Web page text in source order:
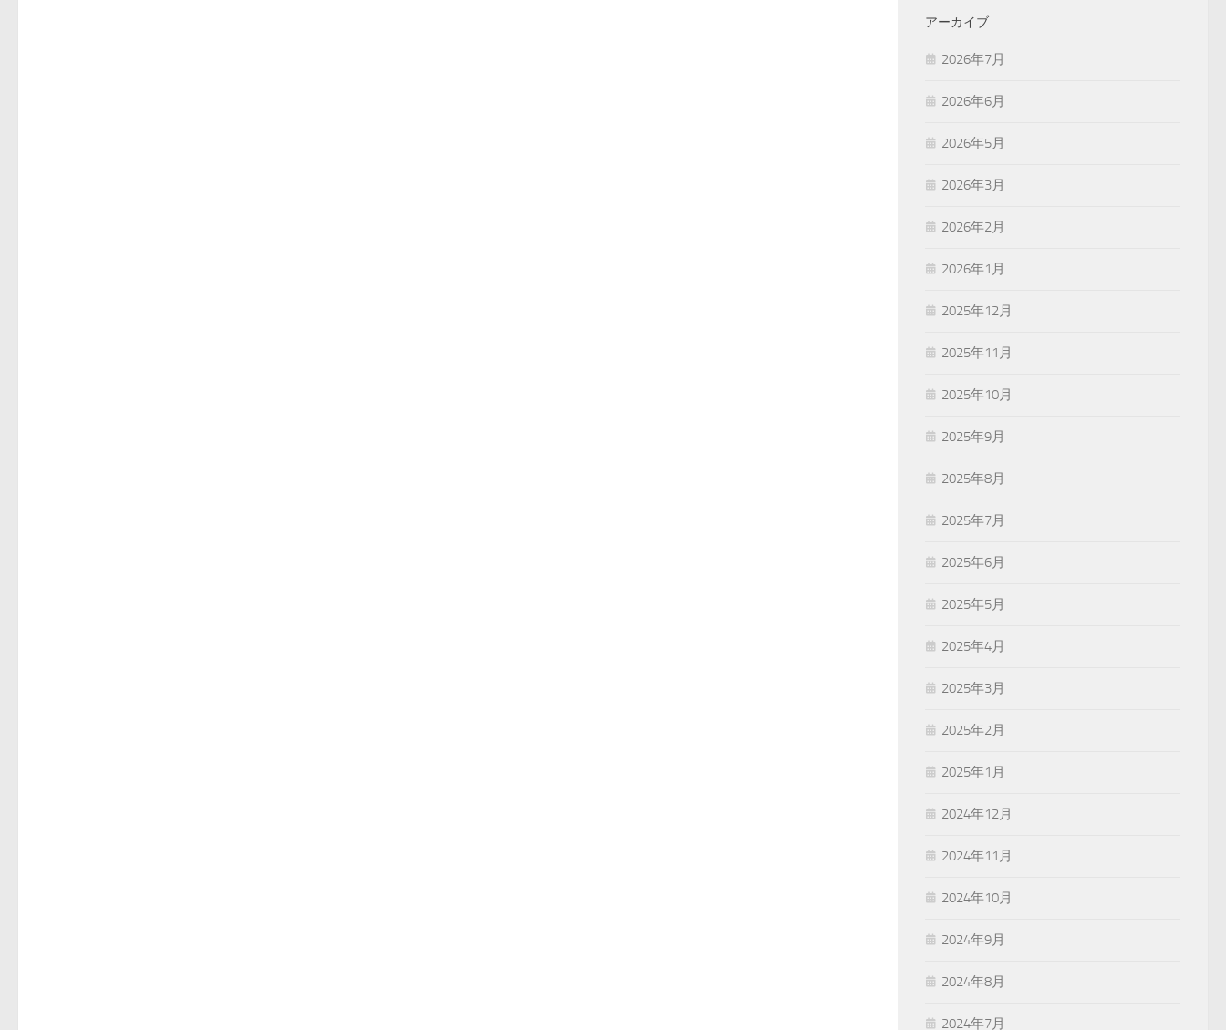
アーカイブ
2026年7月
2026年6月
2026年5月
2026年3月
2026年2月
2026年1月
2025年12月
2025年11月
2025年10月
2025年9月
2025年8月
2025年7月
2025年6月
2025年5月
2025年4月
2025年3月
2025年2月
2025年1月
2024年12月
2024年11月
2024年10月
2024年9月
2024年8月
2024年7月